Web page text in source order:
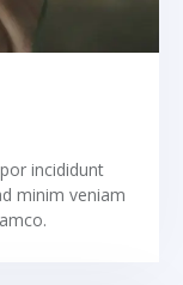
incididunt
minim veniam